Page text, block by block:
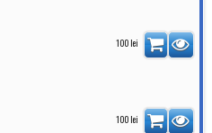
100 lei
100 lei